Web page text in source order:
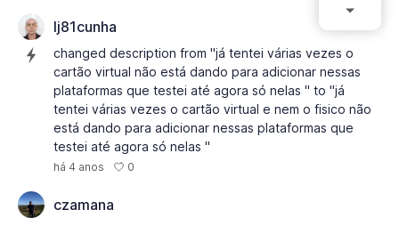
lj81cunha
changed description from "já tentei várias vezes o
cartão virtual não está dando para adicionar nessas
plataformas que testei até agora só nelas " to "já
tentei várias vezes o cartão virtual e nem o fisico não
está dando para adicionar nessas plataformas que
testei até agora só nelas "
há 4 anos 0
czamana